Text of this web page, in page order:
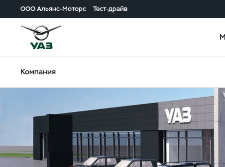
ООО Альянс-Моторс Тест-драйв
Компания